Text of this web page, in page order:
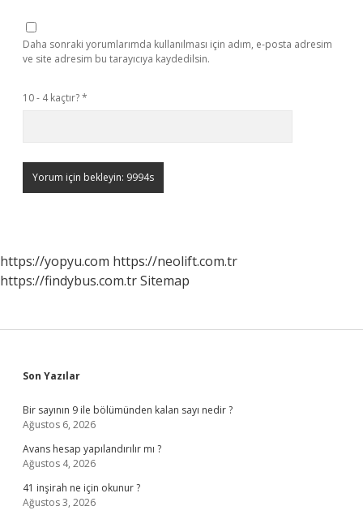
Daha sonraki yorumlarımda kullanılması için adım, e-posta adresim
ve site adresim bu tarayıcıya kaydedilsin.
10 - 4 kaçtır?*
https://yopyu.com https://neolift.com.tr
https://findybus.com.trSitemap
Sidebar
Son Yazılar
Bir sayının 9 ile bölümünden kalan sayı nedir ?
Ağustos 6, 2026
Avans hesap yapılandırılır mı ?
Ağustos 4, 2026
41 inşirah ne için okunur ?
Ağustos 3, 2026